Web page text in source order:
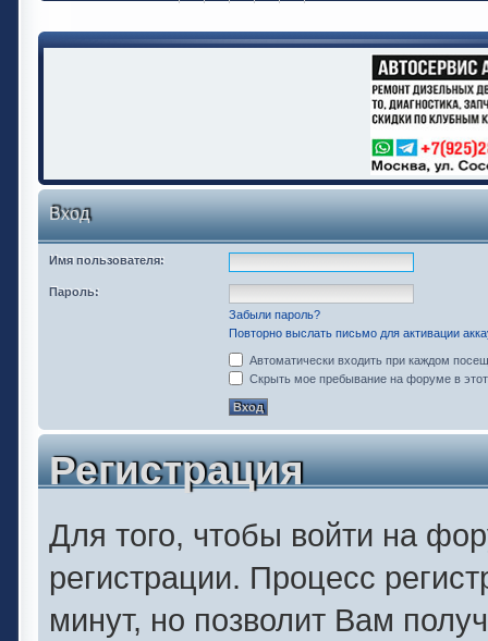
Вход
Имя пользователя:
Пароль:
Забыли пароль?
Повторно выслать письмо для активации
Автоматически входить при каждом
Скрыть мое пребывание на форуме в
Регистрация
Для того, чтобы войти на
регистрации. Процесс
минут, но позволит Вам